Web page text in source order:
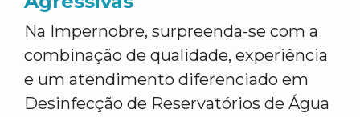
Na Impernobre, surpreenda-se com a
combinação de qualidade, experiência
e um atendimento diferenciado em
Desinfecção de Reservatórios de Água